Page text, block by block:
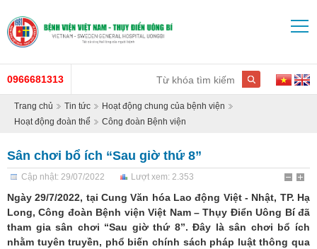
0966681313
Trang chủ Tin tức
Hoạt động chung của bệnh viện
Hoạt động đoàn thể
Công đoàn Bệnh viện
Sân chơi bổ ích “Sau giờ thứ 8”
Cập nhật: 29/07/2022 Lượt xem: 2.353
Ngày 29/7/2022, tại Cung Văn hóa Lao động Việt - Nhật, TP. Hạ
Long, Công đoàn Bệnh viện Việt Nam – Thụy Điển Uông Bí đã
tham gia sân chơi “Sau giờ thứ 8”. Đây là sân chơi bổ ích
nhằm tuyên truyền, phổ biến chính sách pháp luật thông qua